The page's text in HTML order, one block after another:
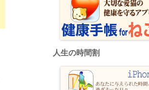
人生の時間割